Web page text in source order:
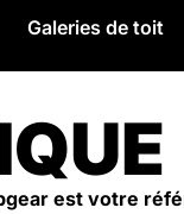
Galeries de toit
est votre